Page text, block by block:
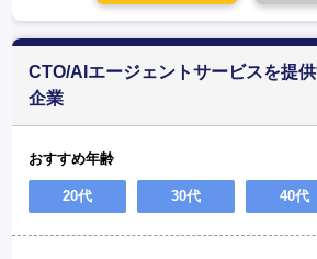
CTO/AIエージェントサービスを提
企業
おすすめ年齢
20代 30代 40代